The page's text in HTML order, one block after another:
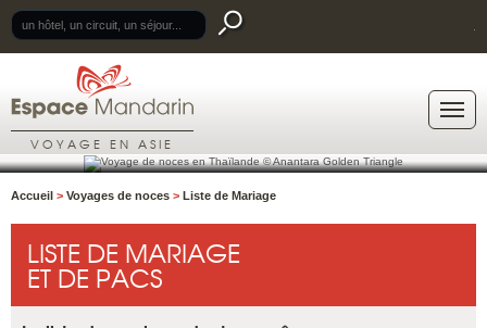
VOYAGE EN ASIE
Accueil > Voyages de noces > Liste de Mariage
LISTE DE MARIAGE
ET DE PACS